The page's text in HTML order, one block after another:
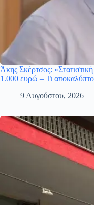
Άκης Σκέρτσος:
1.000 ευρώ – Τι
9 Αυγούστου, 2026